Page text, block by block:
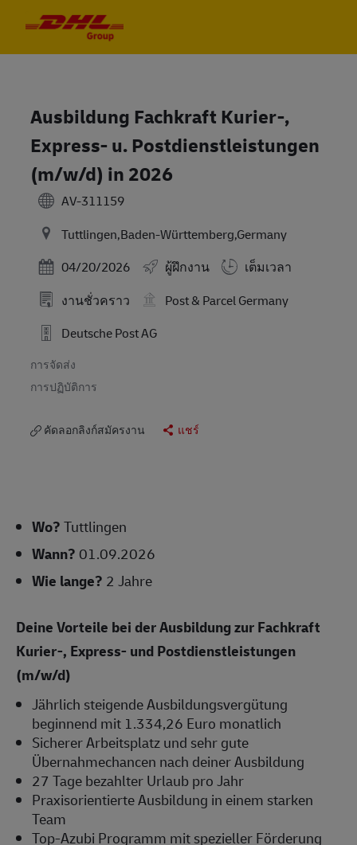
Ausbildung Fachkraft Kurier-,
Express- u. Postdienstleistungen
(m/w/d) in 2026
AV-311159
Tuttlingen,Baden-Württemberg,Germany
Posted Date
04/20/2026 ผู้ฝึกงาน
เต็มเวลา
งานชั่วคราว
Post & Parcel Germany
Deutsche Post AG
การจัดส่ง
การปฏิบัติการ
คัดลอกลิงก์สมัครงาน แชร์
Wo?Tuttlingen
Wann? 01.09.2026
Wie lange? 2 Jahre
Deine Vorteile bei der Ausbildung zur Fachkraft
Kurier-, Express- und Postdienstleistungen
(m/w/d)
Jährlich steigende Ausbildungsvergütung
beginnend mit 1.334,26 Euro monatlich
Sicherer Arbeitsplatz und sehr gute
Übernahmechancen nach deiner Ausbildung
27 Tage bezahlter Urlaub pro Jahr
Praxisorientierte Ausbildung in einem starken
Team
Top-Azubi Programm mit spezieller Förderung